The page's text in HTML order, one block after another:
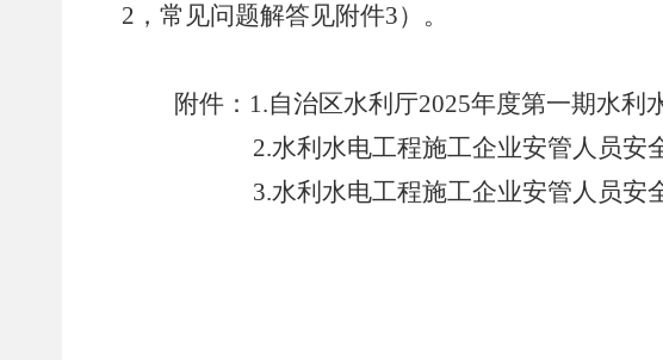
2 ，常见问题解答见附件3）。
附件： 1.自治区水利厅2025年度第一期水利
2.水利水电工程施工企业安管人员安
3.水利水电工程施工企业安管人员安